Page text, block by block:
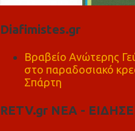
Diafimistes.gr
Βραβείο Ανώτερης
στο παραδοσιακό
Σπάρτη
RETV.gr ΝΕΑ -